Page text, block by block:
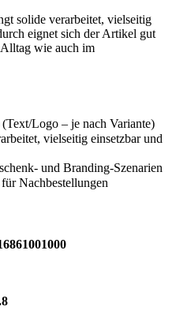
solide verarbeitet, vielseitig
eignet sich der Artikel gut
wie auch im
Logo – je nach Variante)
vielseitig einsetzbar und
und Branding-Szenarien
Nachbestellungen